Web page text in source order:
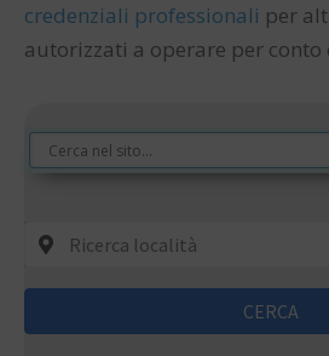
credenziali professionali per
autorizzati a operare per conto
CERCA